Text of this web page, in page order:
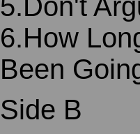
6.How
Been
Side B